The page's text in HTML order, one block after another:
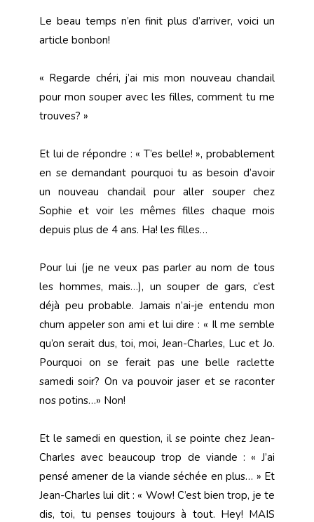
Le beau temps n’en finit plus d’arriver, voici un
article bonbon!
« Regarde chéri, j’ai mis mon nouveau chandail
pour mon souper avec les filles, comment tu me
trouves? »
Et lui de répondre : « T’es belle! », probablement
en se demandant pourquoi tu as besoin d’avoir
un nouveau chandail pour aller souper chez
Sophie et voir les mêmes filles chaque mois
depuis plus de 4 ans. Ha! les filles…
Pour lui (je ne veux pas parler au nom de tous
les hommes, mais…), un souper de gars, c’est
déjà peu probable. Jamais n’ai-je entendu mon
chum appeler son ami et lui dire : « Il me semble
qu’on serait dus, toi, moi, Jean-Charles, Luc et Jo.
Pourquoi on se ferait pas une belle raclette
samedi soir? On va pouvoir jaser et se raconter
nos potins…» Non!
Et le samedi en question, il se pointe chez Jean-
Charles avec beaucoup trop de viande : « J’ai
pensé amener de la viande séchée en plus… » Et
Jean-Charles lui dit : « Wow! C’est bien trop, je te
dis, toi, tu penses toujours à tout. Hey! MAIS